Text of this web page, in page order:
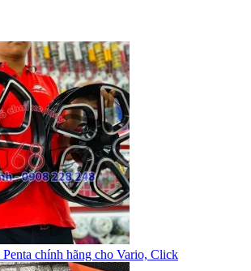
chính hãng cho Vario, Click